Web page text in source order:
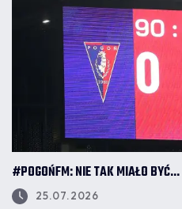
#POGOŃFM: NIE TAK MIAŁO BYĆ...
25.07.2026